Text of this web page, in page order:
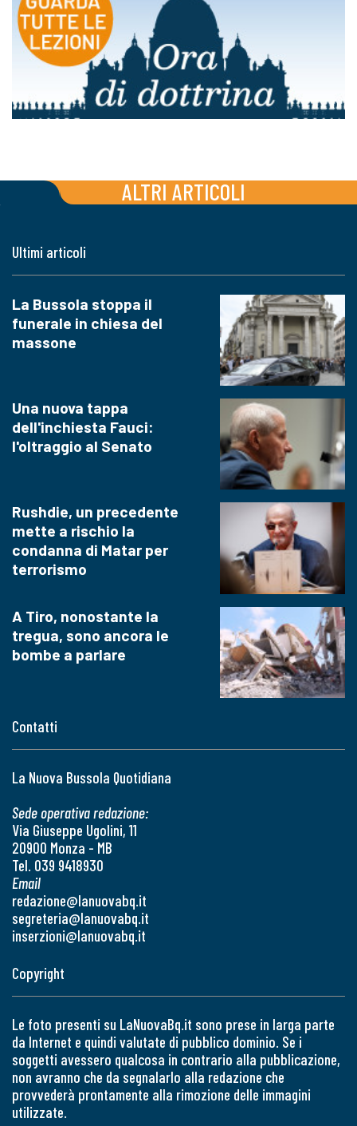
ALTRI ARTICOLI
Contatti
La Nuova Bussola Quotidiana
Sede operativa redazione:
Via Giuseppe Ugolini, 11
20900 Monza - MB
Tel. 039 9418930
Email
redazione@lanuovabq.it
segreteria@lanuovabq.it
inserzioni@lanuovabq.it
Ultimi articoli
La Bussola stoppa il
funerale in chiesa del
massone
Una nuova tappa
dell'inchiesta Fauci:
l'oltraggio al Senato
Rushdie, un precedente
mette a rischio la
condanna di Matar per
terrorismo
A Tiro, nonostante la
tregua, sono ancora le
bombe a parlare
Copyright
Le foto presenti su LaNuovaBq.it sono prese in larga parte
da Internet e quindi valutate di pubblico dominio. Se i
soggetti avessero qualcosa in contrario alla pubblicazione,
non avranno che da segnalarlo alla redazione che
provvederà prontamente alla rimozione delle immagini
utilizzate.